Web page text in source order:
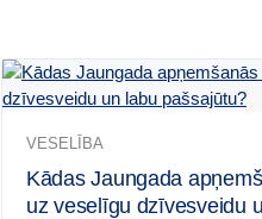
Jaungada
apņemšanās
palīdzēs
VESELĪBA
Kādas Jaungada
uz veselīgu dzīvesveidu